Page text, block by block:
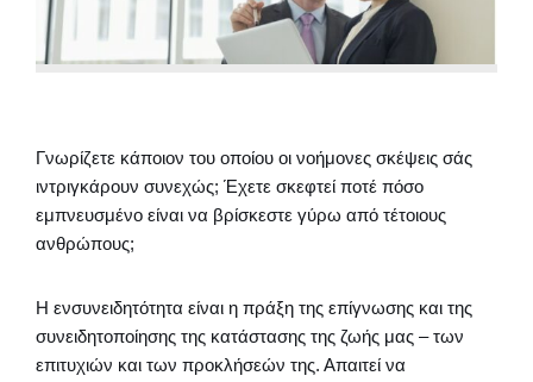
Γνωρίζετε κάποιον του οποίου οι νοήμονες σκέψεις σάς
ιντριγκάρουν συνεχώς; Έχετε σκεφτεί ποτέ πόσο
εμπνευσμένο είναι να βρίσκεστε γύρω από τέτοιους
ανθρώπους;
Η ενσυνειδητότητα είναι η πράξη της επίγνωσης και της
συνειδητοποίησης της κατάστασης της ζωής μας – των
επιτυχιών και των προκλήσεών της. Απαιτεί να